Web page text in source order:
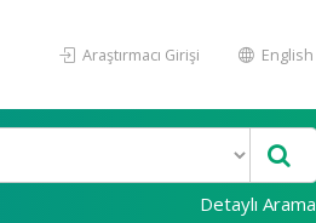
Araştırmacı Girişi English
Detaylı Arama